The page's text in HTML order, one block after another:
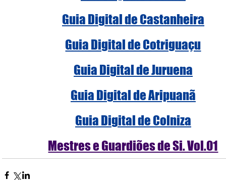
Guia Digital de Castanheira
Guia Digital de Cotriguaçu
Guia Digital de Juruena
Guia Digital de Aripuanã
Guia Digital de Colniza
Mestres e Guardiões de Si. Vol.01